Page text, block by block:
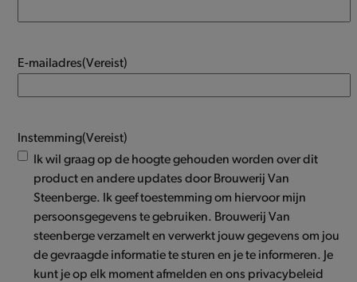
E-mailadres(Vereist)
Instemming(Vereist)
Ik wil graag op de hoogte gehouden worden over dit
product en andere updates door Brouwerij Van
Steenberge. Ik geef toestemming om hiervoor mijn
persoonsgegevens te gebruiken. Brouwerij Van
steenberge verzamelt en verwerkt jouw gegevens om jou
de gevraagde informatie te sturen en je te informeren. Je
kunt je op elk moment afmelden en ons privacybeleid